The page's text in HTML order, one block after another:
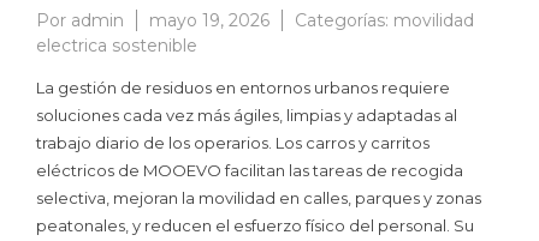
Por admin mayo 19, 2026 Categorías: movilidad
electrica sostenible
La gestión de residuos en entornos urbanos requiere
soluciones cada vez más ágiles, limpias y adaptadas al
trabajo diario de los operarios. Los carros y carritos
eléctricos de MOOEVO facilitan las tareas de recogida
selectiva, mejoran la movilidad en calles, parques y zonas
peatonales, y reducen el esfuerzo físico del personal. Su